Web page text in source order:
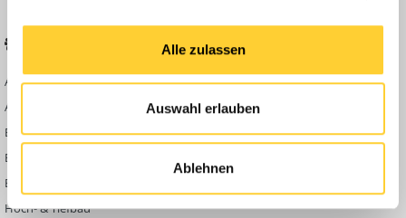
Alle zulassen
Auswahl erlauben
Ablehnen
Abbruch
Ausbildung & Beruf
Bau Allgemein
Baumaschinen
Berg- & Tagebau
Hoch- & Tiefbau
KONTAKT
Werben auf
Bauforum24
Datenschutzerklärung